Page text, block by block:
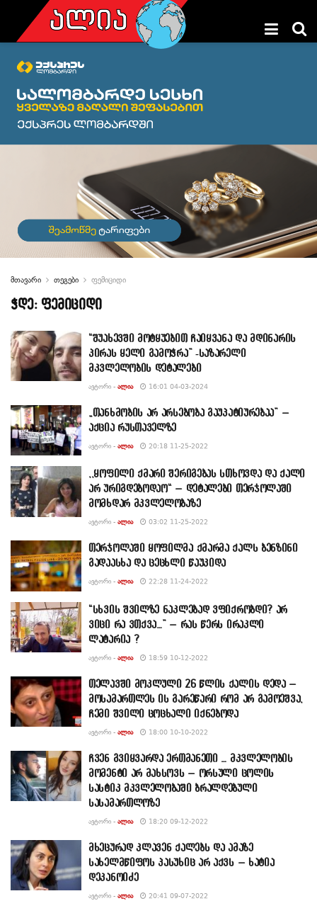
მთავარი თეგები ფემიციდი
ჭდე: ფემიციდი
“შუახევში მოტყუებით ჩაიყვანა და მდინარის
პირას ყელი გამოჭრა” -საზარელი
მკვლელობის დეტალები
ᲐᲕᲢᲝᲠᲘ - ᲐᲚᲘᲐ 16:01 04-03-2024
„თანხმობის არ არსებობა გაუპატიურებაა” –
აქცია რუსთაველზე
ᲐᲕᲢᲝᲠᲘ - ᲐᲚᲘᲐ 20:18 11-25-2022
,,ყოფილი ქმარი შე­რი­გე­ბას სთხოვ­და და ქალი
არ ურიგ­დე­ბო­დაო“ – დეტალები თერჯოლაში
მომხდარ მკვლელობაზე
ᲐᲕᲢᲝᲠᲘ - ᲐᲚᲘᲐ 03:02 11-25-2022
თერჯოლაში ყოფილმა ქმარმა ქალს ბენზინი
გადაასხა და ცეცხლი წაუკიდა
ᲐᲕᲢᲝᲠᲘ - ᲐᲚᲘᲐ 22:28 11-24-2022
“სხვის შვილზე ნაკლებად ვფიქრობდი? არ
ვიცი რა ვთქვა…” – რას წერს ირაკლი
ლატარია ?
ᲐᲕᲢᲝᲠᲘ - ᲐᲚᲘᲐ 18:59 10-12-2022
თელავში მოკლული 26 წლის ქალის დედა –
მოსამართლეს ის გარეწარი რომ არ გამოეშვა,
ჩემი შვილი ცოცხალი იქნებოდა
ᲐᲕᲢᲝᲠᲘ - ᲐᲚᲘᲐ 18:00 10-10-2022
ჩვენ გვიყვარდა ერთმანეთი … მკვლელობის
მომენტი არ მახსოვს – ორსული ცოლის
სასტიკ მკვლელობაში ბრალდებული
სასამართლოზე
ᲐᲕᲢᲝᲠᲘ - ᲐᲚᲘᲐ 18:20 09-12-2022
მხეცურად კლავენ ქალებს და ამაზე
სახელმწიფოს პასუხიც არ აქვს – ხატია
დეკანოიძე
ᲐᲕᲢᲝᲠᲘ - ᲐᲚᲘᲐ 20:41 09-07-2022